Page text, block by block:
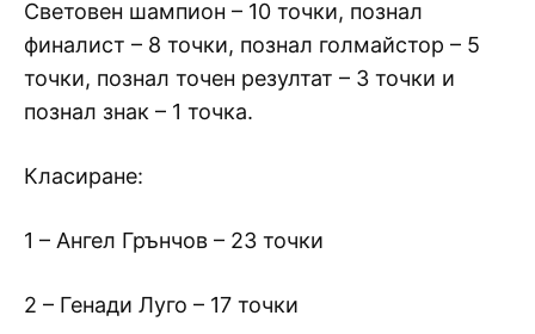
Световен шампион – 10 точки, познал
финалист – 8 точки, познал голмайстор – 5
точки, познал точен резултат – 3 точки и
познал знак – 1 точка.
Класиране:
1 – Ангел Грънчов – 23 точки
2 – Генади Луго – 17 точки